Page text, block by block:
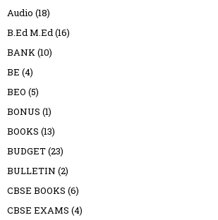
Audio (18)
B.Ed M.Ed(16)
BANK(10)
BE (4)
BEO (5)
BONUS (1)
BOOKS (13)
BUDGET(23)
BULLETIN (2)
CBSE BOOKS (6)
CBSE EXAMS (4)